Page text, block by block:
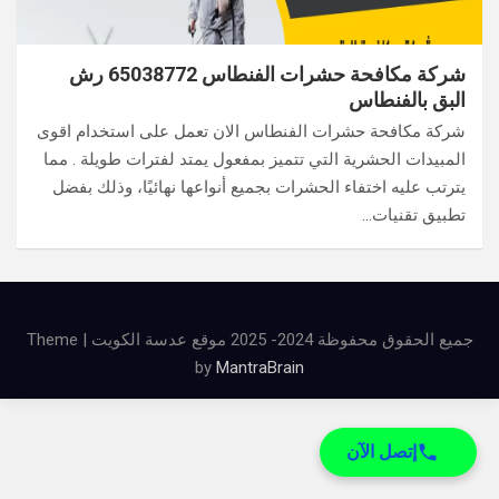
شركة مكافحة حشرات الفنطاس 65038772 رش
البق بالفنطاس
شركة مكافحة حشرات الفنطاس الان تعمل على استخدام اقوى
المبيدات الحشرية التي تتميز بمفعول يمتد لفترات طويلة . مما
يترتب عليه اختفاء الحشرات بجميع أنواعها نهائيًا، وذلك بفضل
تطبيق تقنيات…
جميع الحقوق محفوظة 2024- 2025 موقع عدسة الكويت | Theme
by MantraBrain
إتصل الآن